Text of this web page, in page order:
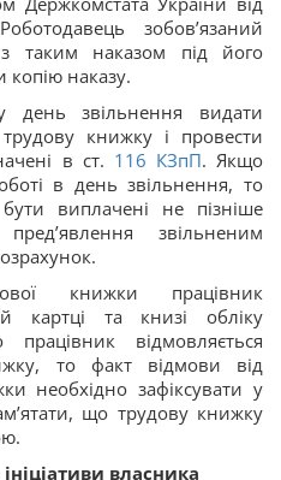
зобов’язаний
таким наказом під його
копію наказу.
день звільнення видати
книжку і провести
в ст. 116 КЗпП. Якщо
в день звільнення, то
виплачені не пізніше
звільненим
книжки працівник
картці та книзі обліку
відмовляється
то факт відмови від
необхідно зафіксувати у
що трудову книжку
власника